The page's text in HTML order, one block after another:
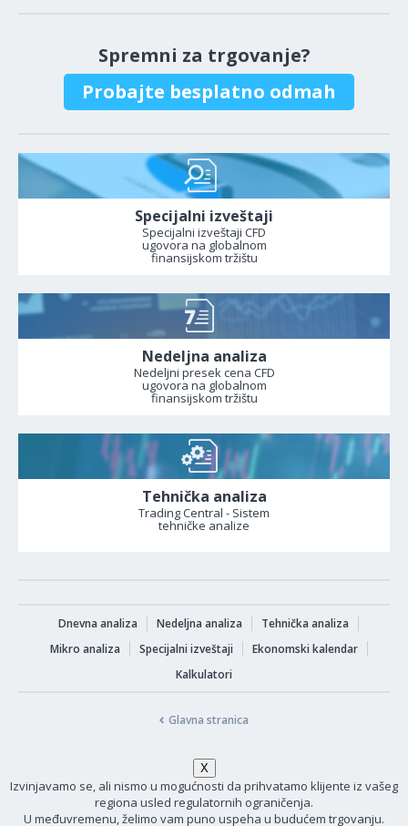
Spremni za trgovanje?
Probajte besplatno odmah
Specijalni izveštaji
Specijalni izveštaji CFD
ugovora na globalnom
finansijskom tržištu
Nedeljna analiza
Nedeljni presek cena CFD
ugovora na globalnom
finansijskom tržištu
Tehnička analiza
Trading Central - Sistem
tehničke analize
Dnevna analiza Nedeljna analiza
Tehnička analiza
Mikro analiza
Specijalni izveštaji
Ekonomski kalendar
Kalkulatori
Glavna stranica
Izvinjavamo se, ali nismo u mogućnosti da prihvatamo klijente iz vašeg
regiona usled regulatornih ograničenja.
U međuvremenu, želimo vam puno uspeha u budućem trgovanju.